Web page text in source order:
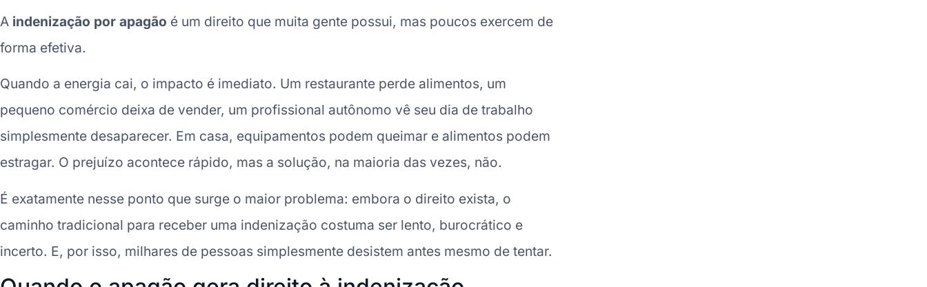
A indenização por apagão é um direito que muita gente possui, mas poucos exercem de
forma efetiva.
Quando a energia cai, o impacto é imediato. Um restaurante perde alimentos, um
pequeno comércio deixa de vender, um profissional autônomo vê seu dia de trabalho
simplesmente desaparecer. Em casa, equipamentos podem queimar e alimentos podem
estragar. O prejuízo acontece rápido, mas a solução, na maioria das vezes, não.
É exatamente nesse ponto que surge o maior problema: embora o direito exista, o
caminho tradicional para receber uma indenização costuma ser lento, burocrático e
incerto. E, por isso, milhares de pessoas simplesmente desistem antes mesmo de tentar.